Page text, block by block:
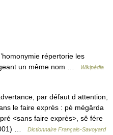
répertorie les
un même nom …
Wikipédia
par défaut d attention,
le faire exprès : pè mégârda
<sans faire exprès>, sê fére
…
Dictionnaire Français-Savoyard